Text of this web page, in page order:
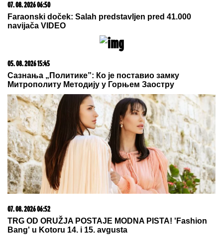
Preminuće u svakom trenutku?
06. 08. 2026 09:39
42 godine otac je pronašao, zanemeo je kada je saznao